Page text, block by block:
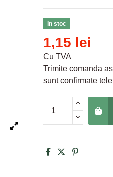
In stoc
1,15 lei
Cu TVA
Trimite comanda
sunt confirmate